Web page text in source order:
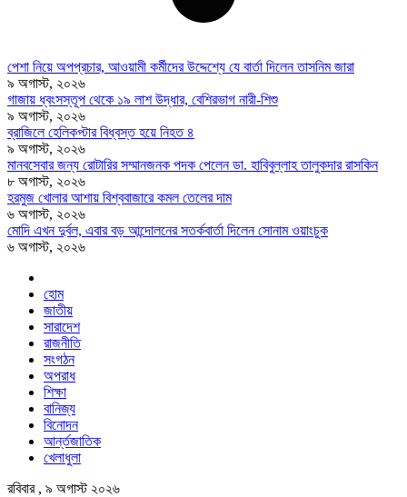
পেশা নিয়ে অপপ্রচার, আওয়ামী কর্মীদের উদ্দেশ্যে যে বার্তা দিলেন তাসনিম জারা
৯ অগাস্ট, ২০২৬
গাজায় ধ্বংসস্তূপ থেকে ১৯ লাশ উদ্ধার, বেশিরভাগ নারী-শিশু
৯ অগাস্ট, ২০২৬
ব্রাজিলে হেলিকপ্টার বিধ্বস্ত হয়ে নিহত ৪
৯ অগাস্ট, ২০২৬
মানবসেবার জন্য রোটারির সম্মানজনক পদক পেলেন ডা. হাবিবুল্লাহ তালুকদার রাসকিন
৮ অগাস্ট, ২০২৬
হরমুজ খোলার আশায় বিশ্ববাজারে কমল তেলের দাম
৬ অগাস্ট, ২০২৬
মোদি এখন দুর্বল, এবার বড় আন্দোলনের সতর্কবার্তা দিলেন সোনাম ওয়াংচুক
৬ অগাস্ট, ২০২৬
হোম
জাতীয়
সারাদেশ
রাজনীতি
সংগঠন
অপরাধ
শিক্ষা
বানিজ্য
বিনোদন
আর্ন্তজাতিক
খেলাধুলা
রবিবার , ৯ অগাস্ট ২০২৬